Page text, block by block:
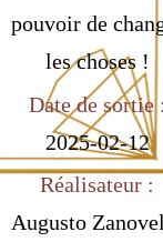
pouvoir de
les choses !
Date de sortie :
2025-02-12
Réalisateur :
Augusto